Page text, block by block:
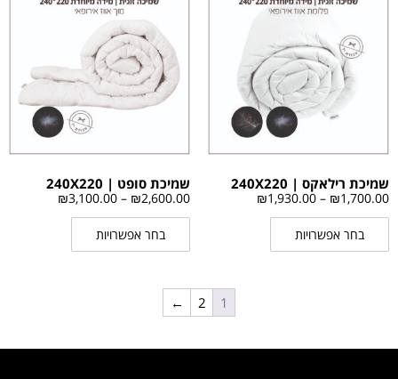
שמיכת רילאקס | 240X220
₪1,700.00
–
₪1,930.00
בחר אפשרויות
שמיכת סופט | 240X220
₪2,600.00
–
₪3,100.00
בחר אפשרויות
1
2
←